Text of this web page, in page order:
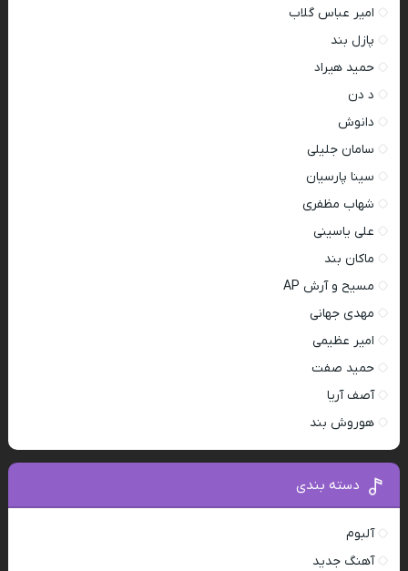
امیر عباس گلاب
پازل بند
حمید هیراد
د دن
دانوش
سامان جلیلی
سینا پارسیان
شهاب مظفری
علی یاسینی
ماکان بند
مسیح و آرش AP
مهدی جهانی
امیر عظیمی
حمید صفت
آصف آریا
هوروش بند
دسته بندی
آلبوم
آهنگ جدید